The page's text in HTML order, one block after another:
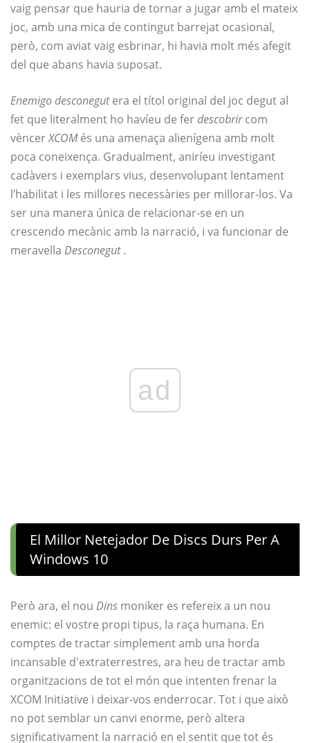
vaig pensar que hauria de tornar a jugar amb el mateix
joc, amb una mica de contingut barrejat ocasional,
però, com aviat vaig esbrinar, hi havia molt més afegit
del que abans havia suposat.
Enemigo desconegutera el títol original del joc degut al
fet que literalment ho havíeu de ferdescobrircom
vèncerXCOMés una amenaça alienígena amb molt
poca coneixença. Gradualment, aniríeu investigant
cadàvers i exemplars vius, desenvolupant lentament
l’habilitat i les millores necessàries per millorar-los. Va
ser una manera única de relacionar-se en un
crescendo mecànic amb la narració, i va funcionar de
meravella Desconegut.
ad
El Millor Netejador De Discs Durs Per A
Windows 10
Però ara, el nou Dins moniker es refereix a un nou
enemic: el vostre propi tipus, la raça humana. En
comptes de tractar simplement amb una horda
incansable d'extraterrestres, ara heu de tractar amb
organitzacions de tot el món que intenten frenar la
XCOM Initiative i deixar-vos enderrocar. Tot i que això
no pot semblar un canvi enorme, però altera
significativament la narració en el sentit que tot és